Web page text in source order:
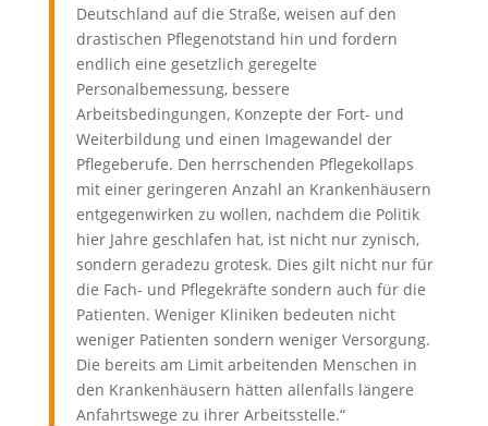
Deutschland auf die Straße, weisen auf den
drastischen Pflegenotstand hin und fordern
endlich eine gesetzlich geregelte
Personalbemessung, bessere
Arbeitsbedingungen, Konzepte der Fort- und
Weiterbildung und einen Imagewandel der
Pflegeberufe. Den herrschenden Pflegekollaps
mit einer geringeren Anzahl an Krankenhäusern
entgegenwirken zu wollen, nachdem die Politik
hier Jahre geschlafen hat, ist nicht nur zynisch,
sondern geradezu grotesk. Dies gilt nicht nur für
die Fach- und Pflegekräfte sondern auch für die
Patienten. Weniger Kliniken bedeuten nicht
weniger Patienten sondern weniger Versorgung.
Die bereits am Limit arbeitenden Menschen in
den Krankenhäusern hätten allenfalls längere
Anfahrtswege zu ihrer Arbeitsstelle.“